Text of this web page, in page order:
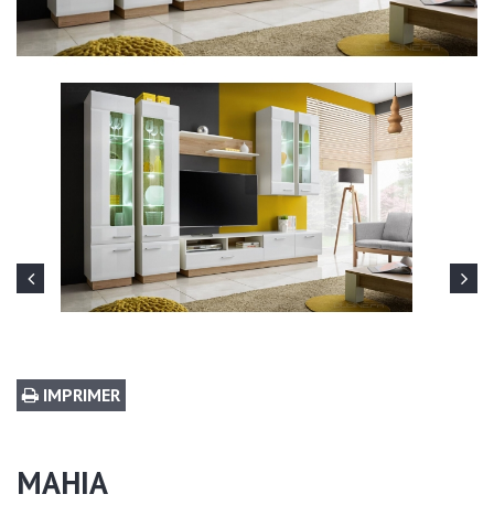
IMPRIMER
MAHIA